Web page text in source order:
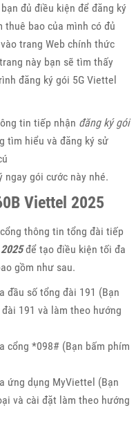
đủ điều kiện để đăng ký
thuê bao của mình có đủ
trang Web chính thức
này bạn sẽ tìm thấy
đăng ký gói 5G Viettel
tin tiếp nhận đăng ký gói
tìm hiểu và đăng ký sử
ngay gói cước này nhé.
Viettel 2025
thông tin tổng đài tiếp
để tạo điều kiện tối đa
gồm như sau.
đầu số tổng đài 191 (Bạn
191 và làm theo hướng
cổng *098# (Bạn bấm phím
ứng dụng MyViettel (Bạn
và cài đặt làm theo hướng